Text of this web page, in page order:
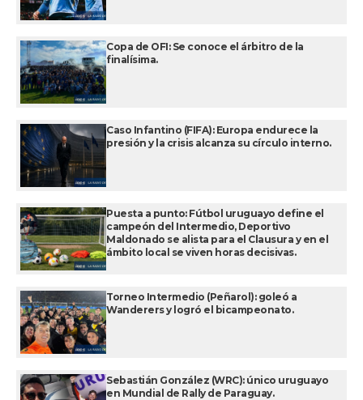
Copa de OFI: Se conoce el árbitro de la
finalísima.
Caso Infantino (FIFA): Europa endurece la
presión y la crisis alcanza su círculo interno.
Puesta a punto: Fútbol uruguayo define el
campeón del Intermedio, Deportivo
Maldonado se alista para el Clausura y en el
ámbito local se viven horas decisivas.
Torneo Intermedio (Peñarol): goleó a
Wanderers y logró el bicampeonato.
Sebastián González (WRC): único uruguayo
en Mundial de Rally de Paraguay.